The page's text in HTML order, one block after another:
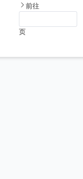
前往
页